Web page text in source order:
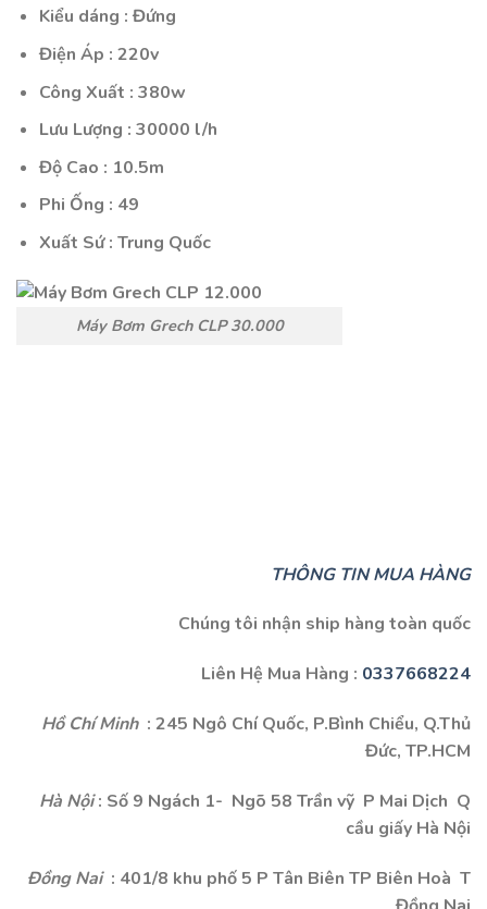
Kiểu dáng : Đứng
Điện Áp : 220v
Công Xuất : 380w
Lưu Lượng : 30000 l/h
Độ Cao : 10.5m
Phi Ống : 49
Xuất Sứ : Trung Quốc
Máy Bơm Grech CLP 30.000
THÔNG TIN MUA HÀNG
Chúng tôi nhận ship hàng toàn quốc
Liên Hệ Mua Hàng : 0337668224
Hồ Chí Minh: 245 Ngô Chí Quốc, P.Bình Chiểu, Q.Thủ
Đức, TP.HCM
Hà Nội: Số 9 Ngách 1- Ngõ 58 Trần vỹ P Mai Dịch Q
cầu giấy Hà Nội
Đồng Nai: 401/8 khu phố 5 P Tân Biên TP Biên Hoà T